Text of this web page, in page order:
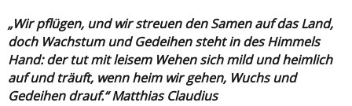
„Wir pflügen, und wir streuen den Samen auf das Land,
doch Wachstum und Gedeihen steht in des Himmels
Hand: der tut mit leisem Wehen sich mild und heimlich
auf und träuft, wenn heim wir gehen, Wuchs und
Gedeihen drauf.“ Matthias Claudius